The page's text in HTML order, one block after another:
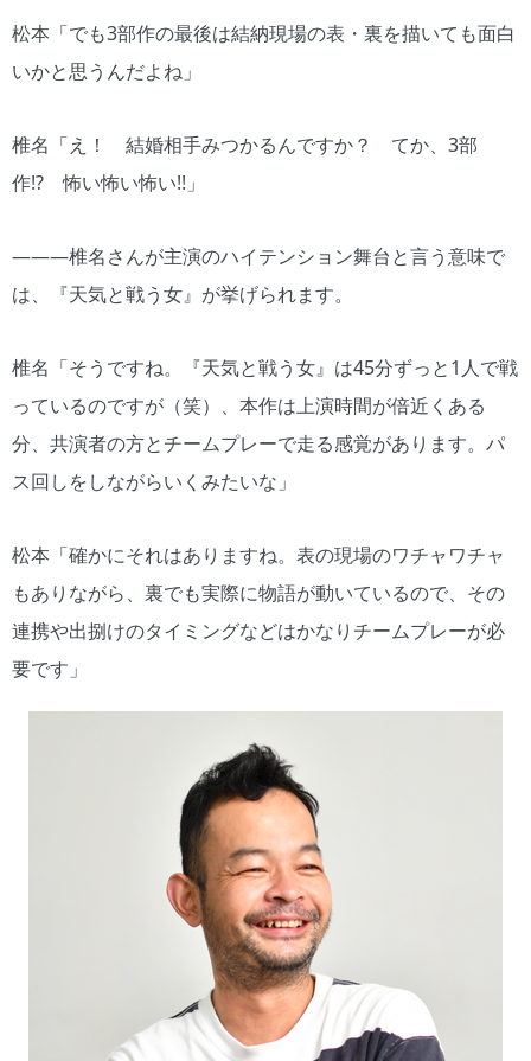
松本「でも3部作の最後は結納現場の表・裏を描いても面白
いかと思うんだよね」
椎名「え！ 結婚相手みつかるんですか？ てか、3部
作!? 怖い怖い怖い!!」
―――椎名さんが主演のハイテンション舞台と言う意味で
は、『天気と戦う女』が挙げられます。
椎名「そうですね。『天気と戦う女』は45分ずっと1人で戦
っているのですが（笑）、本作は上演時間が倍近くある
分、共演者の方とチームプレーで走る感覚があります。パ
ス回しをしながらいくみたいな」
松本「確かにそれはありますね。表の現場のワチャワチャ
もありながら、裏でも実際に物語が動いているので、その
連携や出捌けのタイミングなどはかなりチームプレーが必
要です」